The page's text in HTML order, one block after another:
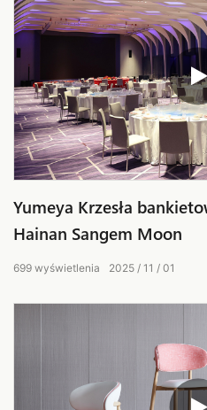
Yumeya Krzesła
Hainan Sangem Moon
2025 11 01
699 wyświetlenia